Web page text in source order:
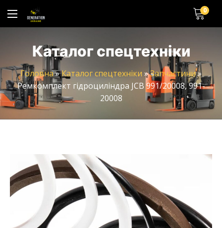
0
Каталог спецтехніки
Головна»Каталог спецтехніки »Запчастини»
Ремкомплект гідроциліндра JCB 991/20008, 991-
20008